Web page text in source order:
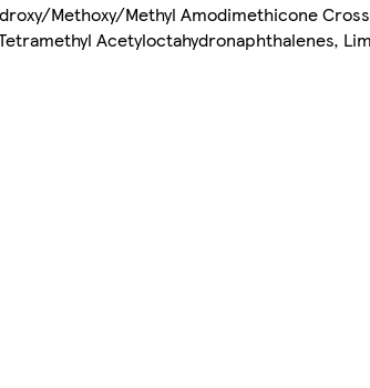
Methoxy/Methyl Amodimethicone
Acetyloctahydronaphthalenes,